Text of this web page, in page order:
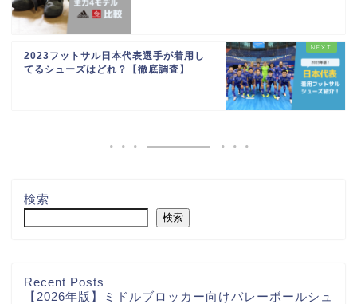
2023フットサル日本代表選手が着用し
てるシューズはどれ？【徹底調査】
検索
検索
Recent Posts
【2026年版】ミドルブロッカー向けバレーボールシュ